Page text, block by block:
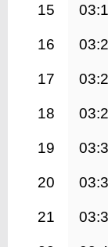
15
16
17
18
19
20
21